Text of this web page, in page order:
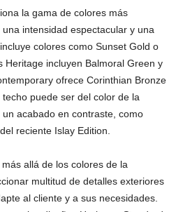
la gama de colores más
intensidad espectacular y una
colores como Sunset Gold o
Heritage incluyen Balmoral Green y
ofrece Corinthian Bronze
puede ser del color de la
acabado en contraste, como
reciente Islay Edition.
allá de los colores de la
multitud de detalles exteriores
al cliente y a sus necesidades.